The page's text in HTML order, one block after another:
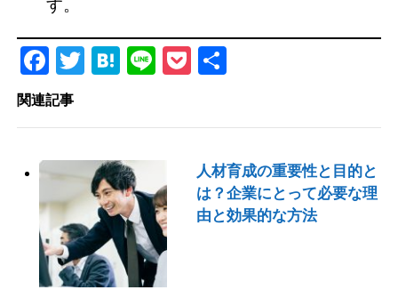
す。
Facebook
Twitter
Hatena
LinePocket
関連記事
人材育成の重要性と目的と
は？企業にとって必要な理
由と効果的な方法